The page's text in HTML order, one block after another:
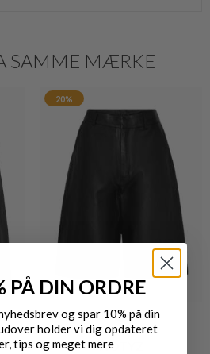
SAMME MÆRKE
20%
NOTYZ
PÅ DIN ORDRE
og spar 10% på din
holder vi dig opdateret
tips og meget mere